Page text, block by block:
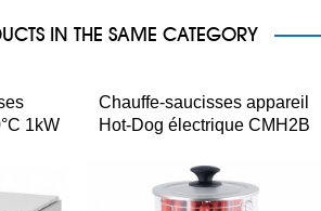
IN THE SAME CATEGORY
1kW
Chauffe-saucisses appareil
Hot-Dog électrique CMH2B